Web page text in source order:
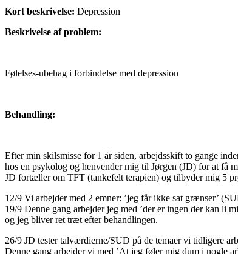
Kort beskrivelse: Depression
Beskrivelse af problem:
Følelses-ubehag i forbindelse med depression
Behandling:
Efter min skilsmisse for 1 år siden, arbejdsskift to gange
hos en psykolog og henvender mig til Jørgen (JD) for at få
JD fortæller om TFT (tankefelt terapien) og tilbyder mig 5
12/9 Vi arbejder med 2 emner: ’jeg får ikke sat grænser’
19/9 Denne gang arbejder jeg med ’der er ingen der kan
og jeg bliver ret træt efter behandlingen.
26/9 JD tester talværdierne/SUD på de temaer vi tidligere
Denne gang arbejder vi med ’At jeg føler mig dum i nogle